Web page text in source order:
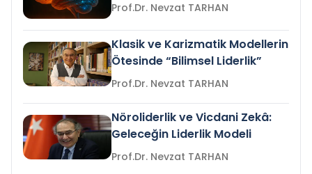
Prof.Dr. Nevzat TARHAN
Klasik ve Karizmatik Modellerin
Ötesinde “Bilimsel Liderlik”
Prof.Dr. Nevzat TARHAN
Nöroliderlik ve Vicdani Zekâ:
Geleceğin Liderlik Modeli
Prof.Dr. Nevzat TARHAN